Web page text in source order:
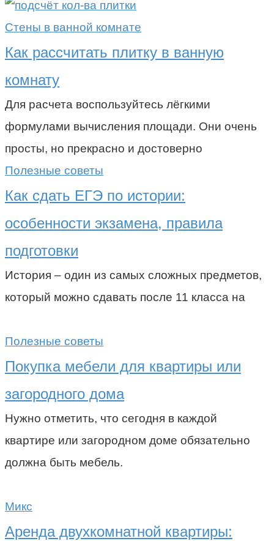
Стены в ванной комнате
Как рассчитать плитку в ванную
комнату
Для расчета воспользуйтесь лёгкими
формулами вычисления площади. Они очень
просты, но прекрасно и достоверно
Полезные советы
Как сдать ЕГЭ по истории:
особенности экзамена, правила
подготовки
История – один из самых сложных предметов,
который можно сдавать после 11 класса на
Полезные советы
Покупка мебели для квартиры или
загородного дома
Нужно отметить, что сегодня в каждой
квартире или загородном доме обязательно
должна быть мебель.
Микс
Аренда двухкомнатной квартиры: